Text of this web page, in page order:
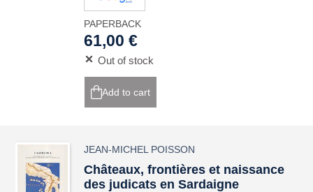
PAPERBACK
61,00 €
Out of stock
Add to cart
JEAN-MICHEL POISSON
Châteaux, frontières et naissance
des judicats en Sardaigne